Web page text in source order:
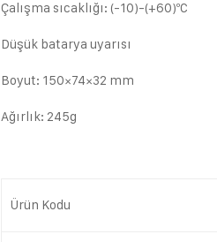
Çalışma sıcaklığı: (-10)-(+60)ºC
Düşük batarya uyarısı
Boyut: 150×74×32 mm
Ağırlık: 245g
Ürün Kodu